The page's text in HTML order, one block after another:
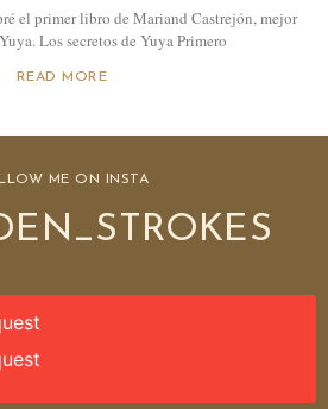
el primer libro de Mariand Castrejón, mejor
Los secretos de Yuya Primero
READ MORE
ME ON INSTA